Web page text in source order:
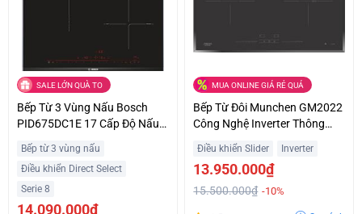
SALE LỚN QUÀ TO
Bếp Từ 3 Vùng Nấu Bosch
PID675DC1E 17 Cấp Độ Nấu
Bếp từ 3 vùng nấu
Điều khiển Direct Select
Serie 8
14.090.000₫
MUA ONLINE GIÁ RẺ QUÁ
Bếp Từ Đôi Munchen GM2022
Công Nghệ Inverter Thông
Điều khiển Slider Inverter
13.950.000₫
15.500.000₫ -10%